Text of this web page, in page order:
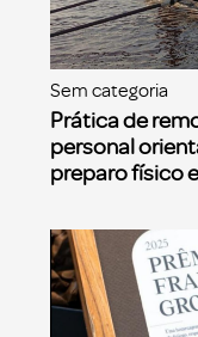
Sem categoria
Prática de
personal
preparo físico